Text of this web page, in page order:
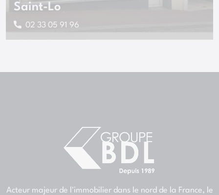
Saint-Lo
02 33 05 91 96
Acteur majeur de l'immobilier dans le nord de la France, le